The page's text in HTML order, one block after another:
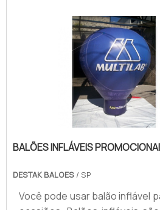
BALÕES INFLÁVEIS
DESTAK BALOES / SP
Você pode usar balão inflável